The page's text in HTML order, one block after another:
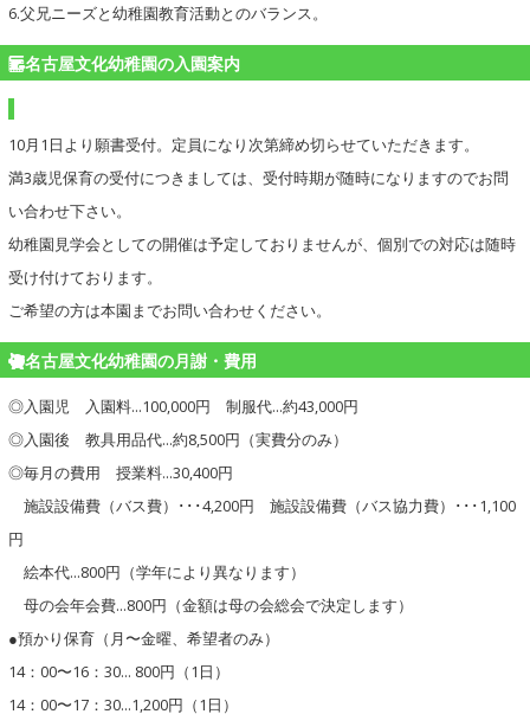
6.父兄ニーズと幼稚園教育活動とのバランス。
名古屋文化幼稚園の入園案内
10月1日より願書受付。定員になり次第締め切らせていただきます。
満3歳児保育の受付につきましては、受付時期が随時になりますのでお問
い合わせ下さい。
幼稚園見学会としての開催は予定しておりませんが、個別での対応は随時
受け付けております。
ご希望の方は本園までお問い合わせください。
名古屋文化幼稚園の月謝・費用
◎入園児 入園料…100,000円 制服代…約43,000円
◎入園後 教具用品代…約8,500円（実費分のみ）
◎毎月の費用 授業料…30,400円
施設設備費（バス費）･･･4,200円 施設設備費（バス協力費）･･･1,100
円
絵本代…800円（学年により異なります）
母の会年会費…800円（金額は母の会総会で決定します）
●預かり保育（月〜金曜、希望者のみ）
14：00〜16：30… 800円（1日）
14：00〜17：30…1,200円（1日）